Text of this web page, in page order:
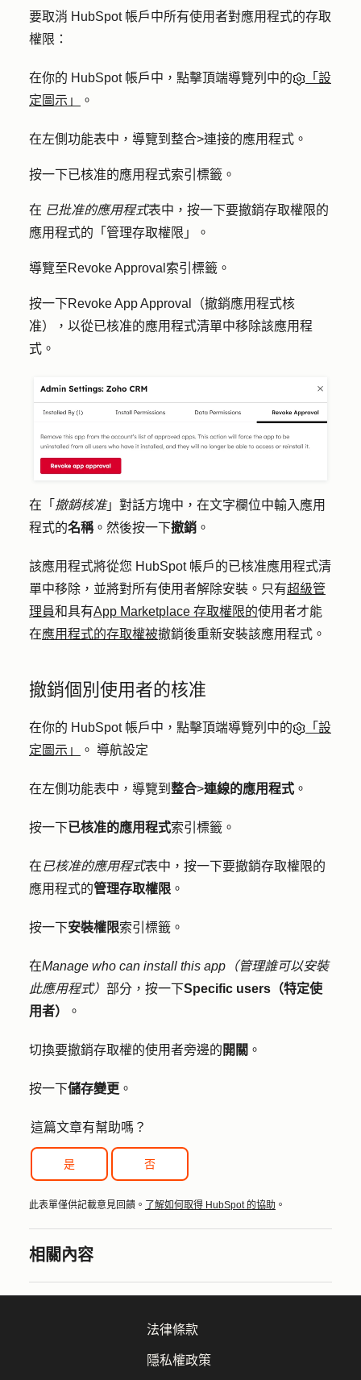
要取消 HubSpot 帳戶中所有使用者對應用程式的存取
權限：
在你的 HubSpot 帳戶中，點擊頂端導覽列中的
「設
定圖示」
。
在左側功能表中，導覽到 整合>連接的應用程式 。
按一下已核准的應用程式索引標籤。
在 已批准的應用程式表中，按一下要撤銷存取權限的
應用程式的「 管理存取權限 」。
導覽至Revoke Approval 索引標籤。
按一下Revoke App Approval
（撤銷應用程式核
准），以從已核准的應用程式清單中移除該應用程
式。
在「 撤銷核准」對話方塊中，在文字欄位中輸入應用
程式的名稱。然後按一下撤銷 。
該應用程式將從您 HubSpot 帳戶的已核准應用程式清
單中移除，並將對所有使用者解除安裝。只有超級管
理員和具有App Marketplace 存取權限的使用者才能
在應用程式的存取權被撤銷後重新安裝該應用程式。
撤銷個別使用者的核准
在你的 HubSpot 帳戶中，點擊頂端導覽列中的
「設
定圖示」
。 導航設定
在左側功能表中，導覽到 整合>連線的應用程式 。
按一下已核准的應用程式索引標籤。
在已核准的應用程式表中，按一下要撤銷存取權限的
應用程式的管理存取權限 。
按一下安裝權限索引標籤。
在Manage who can install this app（管理誰可以安裝
此應用程式） 部分，按一下Specific users（特定使
用者）
。
切換要撤銷存取權的使用者旁邊的 開關 。
按一下儲存變更 。
這篇文章有幫助嗎？
是 否
此表單僅供記載意見回饋。 了解如何取得 HubSpot 的協助 。
相關內容
法律條款
隱私權政策